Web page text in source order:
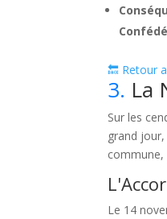
🔙 Retour
3. La
Sur les
grand
commune,
Le 14